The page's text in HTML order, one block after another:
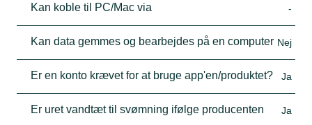
Kan koble til PC/Mac via -
Kan data gemmes og bearbejdes på en computer Nej
Er en konto krævet for at bruge app'en/produktet? Ja
Er uret vandtæt til svømning ifølge producenten Ja